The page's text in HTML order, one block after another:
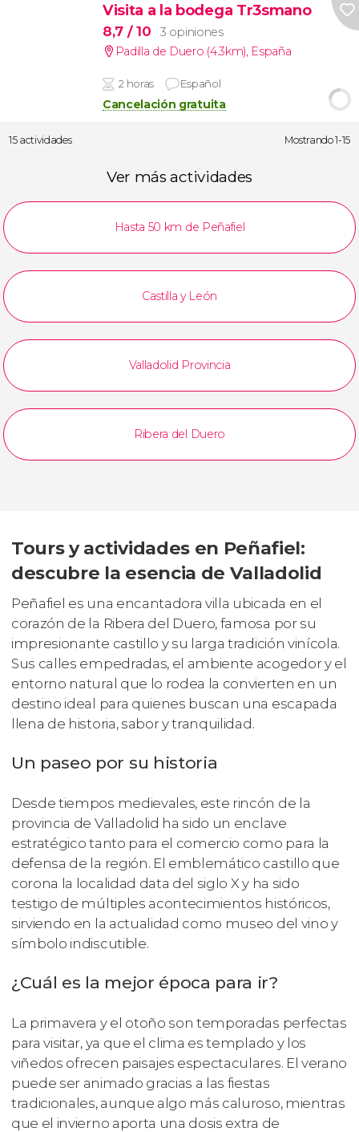
Visita a la bodega Tr3smano
8,7 / 10
3 opiniones
Padilla de Duero (4.3km), España
2 horas Español
Cancelación gratuita
15 actividades Mostrando 1-15
Ver más actividades
Hasta 50 km de Peñafiel
Castilla y León
Valladolid Provincia
Ribera del Duero
Tours y actividades en Peñafiel:
descubre la esencia de Valladolid
Peñafiel es una encantadora villa ubicada en el
corazón de la Ribera del Duero, famosa por su
impresionante castillo y su larga tradición vinícola.
Sus calles empedradas, el ambiente acogedor y el
entorno natural que lo rodea la convierten en un
destino ideal para quienes buscan una escapada
llena de historia, sabor y tranquilidad.
Un paseo por su historia
Desde tiempos medievales, este rincón de la
provincia de Valladolid ha sido un enclave
estratégico tanto para el comercio como para la
defensa de la región. El emblemático castillo que
corona la localidad data del siglo X y ha sido
testigo de múltiples acontecimientos históricos,
sirviendo en la actualidad como museo del vino y
símbolo indiscutible.
¿Cuál es la mejor época para ir?
La primavera y el otoño son temporadas perfectas
para visitar, ya que el clima es templado y los
viñedos ofrecen paisajes espectaculares. El verano
puede ser animado gracias a las fiestas
tradicionales, aunque algo más caluroso, mientras
que el invierno aporta una dosis extra de